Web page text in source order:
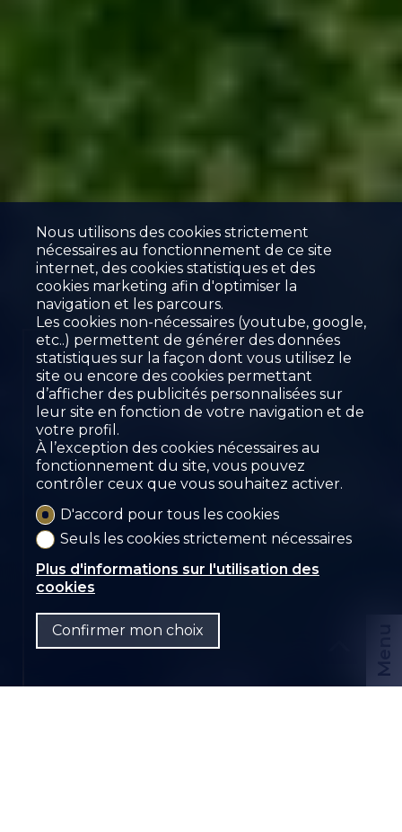
Menu
ATTIQUE D'EXCEPTION
DE 4.5 PCES CENTRE-
VILLE DE SIERRE
Sierre
Nous utilisons des cookies strictement
nécessaires au fonctionnement de ce site
internet, des cookies statistiques et des
cookies marketing afin d'optimiser la
navigation et les parcours.
Les cookies non-nécessaires (youtube, google,
etc..) permettent de générer des données
statistiques sur la façon dont vous utilisez le
site ou encore des cookies permettant
d’afficher des publicités personnalisées sur
leur site en fonction de votre navigation et de
votre profil.
À l’exception des cookies nécessaires au
fonctionnement du site, vous pouvez
contrôler ceux que vous souhaitez activer.
D'accord pour tous les cookies
Seuls les cookies strictement nécessaires
Plus d'informations sur l'utilisation des
cookies
Confirmer mon choix